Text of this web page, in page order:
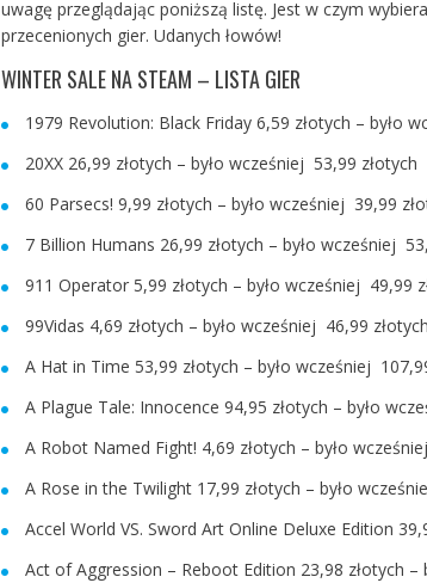
uwagę przeglądając poniższą listę. Jest w czym
przecenionych gier. Udanych łowów!
WINTER SALE NA STEAM – LISTA GIER
1979 Revolution: Black Friday 6,59 złotych – było
20XX 26,99 złotych – było wcześniej 53,99 złotych
60 Parsecs! 9,99 złotych – było wcześniej 39,99
7 Billion Humans 26,99 złotych – było wcześniej
911 Operator 5,99 złotych – było wcześniej 49,99
99Vidas 4,69 złotych – było wcześniej 46,99 złotych
A Hat in Time 53,99 złotych – było wcześniej
A Plague Tale: Innocence 94,95 złotych – było
A Robot Named Fight! 4,69 złotych – było
A Rose in the Twilight 17,99 złotych – było
Accel World VS. Sword Art Online Deluxe Edition
Act of Aggression – Reboot Edition 23,98 złotych –